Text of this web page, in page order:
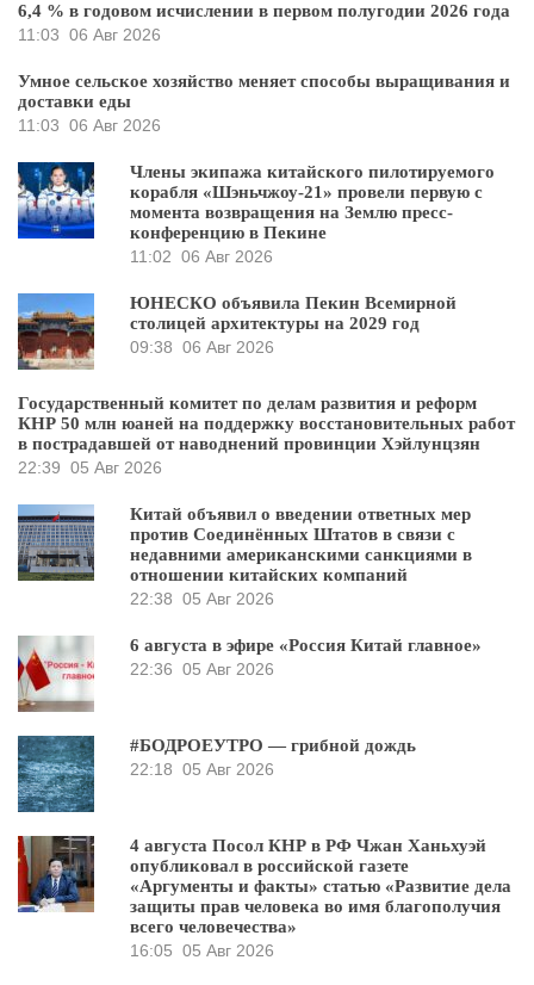
6,4 % в годовом исчислении в первом полугодии 2026 года
11:03 06 Авг 2026
Умное сельское хозяйство меняет способы выращивания и
доставки еды
11:03 06 Авг 2026
Члены экипажа китайского пилотируемого
корабля «Шэньчжоу-21» провели первую с
момента возвращения на Землю пресс-
конференцию в Пекине
11:02 06 Авг 2026
ЮНЕСКО объявила Пекин Всемирной
столицей архитектуры на 2029 год
09:38 06 Авг 2026
Государственный комитет по делам развития и реформ
КНР 50 млн юаней на поддержку восстановительных работ
в пострадавшей от наводнений провинции Хэйлунцзян
22:39 05 Авг 2026
Китай объявил о введении ответных мер
против Соединённых Штатов в связи с
недавними американскими санкциями в
отношении китайских компаний
22:38 05 Авг 2026
6 августа в эфире «Россия Китай главное»
22:36 05 Авг 2026
#БОДРОЕУТРО — грибной дождь
22:18 05 Авг 2026
4 августа Посол КНР в РФ Чжан Ханьхуэй
опубликовал в российской газете
«Аргументы и факты» статью «Развитие дела
защиты прав человека во имя благополучия
всего человечества»
16:05 05 Авг 2026